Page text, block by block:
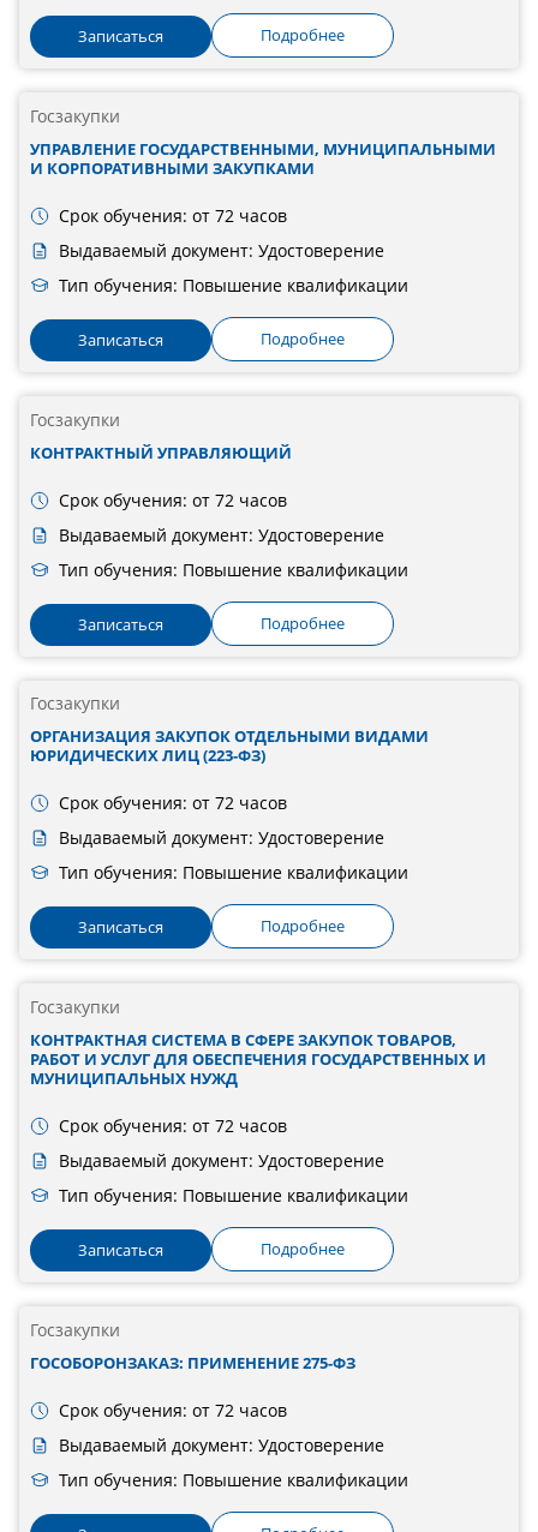
Записаться Подробнее
Госзакупки
УПРАВЛЕНИЕ ГОСУДАРСТВЕННЫМИ, МУНИЦИПАЛЬНЫМИ
И КОРПОРАТИВНЫМИ ЗАКУПКАМИ
Срок обучения: от 72 часов
Выдаваемый документ: Удостоверение
Тип обучения: Повышение квалификации
Записаться Подробнее
Госзакупки
КОНТРАКТНЫЙ УПРАВЛЯЮЩИЙ
Срок обучения: от 72 часов
Выдаваемый документ: Удостоверение
Тип обучения: Повышение квалификации
Записаться Подробнее
Госзакупки
ОРГАНИЗАЦИЯ ЗАКУПОК ОТДЕЛЬНЫМИ ВИДАМИ
ЮРИДИЧЕСКИХ ЛИЦ (223-ФЗ)
Срок обучения: от 72 часов
Выдаваемый документ: Удостоверение
Тип обучения: Повышение квалификации
Записаться Подробнее
Госзакупки
КОНТРАКТНАЯ СИСТЕМА В СФЕРЕ ЗАКУПОК ТОВАРОВ,
РАБОТ И УСЛУГ ДЛЯ ОБЕСПЕЧЕНИЯ ГОСУДАРСТВЕННЫХ И
МУНИЦИПАЛЬНЫХ НУЖД
Срок обучения: от 72 часов
Выдаваемый документ: Удостоверение
Тип обучения: Повышение квалификации
Записаться Подробнее
Госзакупки
ГОСОБОРОНЗАКАЗ: ПРИМЕНЕНИЕ 275-ФЗ
Срок обучения: от 72 часов
Выдаваемый документ: Удостоверение
Тип обучения: Повышение квалификации